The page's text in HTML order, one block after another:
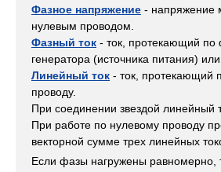
Фазное напряжение - напряжение
нулевым проводом.
Фазный ток - ток, протекающий по
генератора (источника питания)
Линейный ток - ток, протекающий
проводу.
При соединении звездой линейный
При работе по нулевому проводу
векторной сумме трех линейных
Если фазы нагружены равномерно,